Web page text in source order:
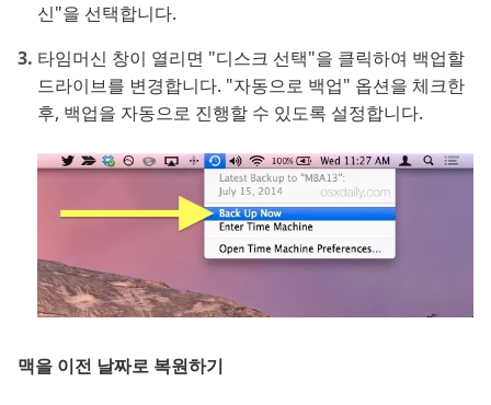
신"을 선택합니다.
타임머신 창이 열리면 "디스크 선택"을 클릭하여 백업할
드라이브를 변경합니다. "자동으로 백업" 옵션을 체크한
후, 백업을 자동으로 진행할 수 있도록 설정합니다.
맥을 이전 날짜로 복원하기